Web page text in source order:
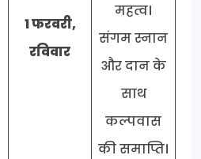
1 फरवरी,
रविवार
महत्व।
संगम स्नान
और दान के
साथ
कल्पवास
की समाप्ति।